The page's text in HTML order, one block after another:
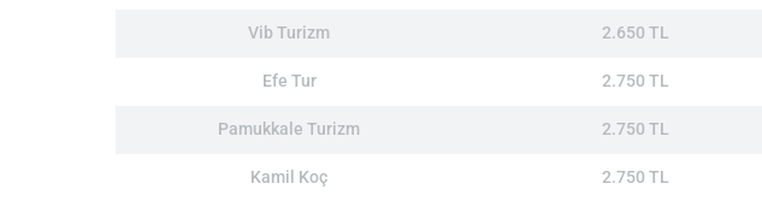
Vib Turizm 2.650 TL
Efe Tur 2.750 TL
Pamukkale Turizm 2.750 TL
Kamil Koç 2.750 TL